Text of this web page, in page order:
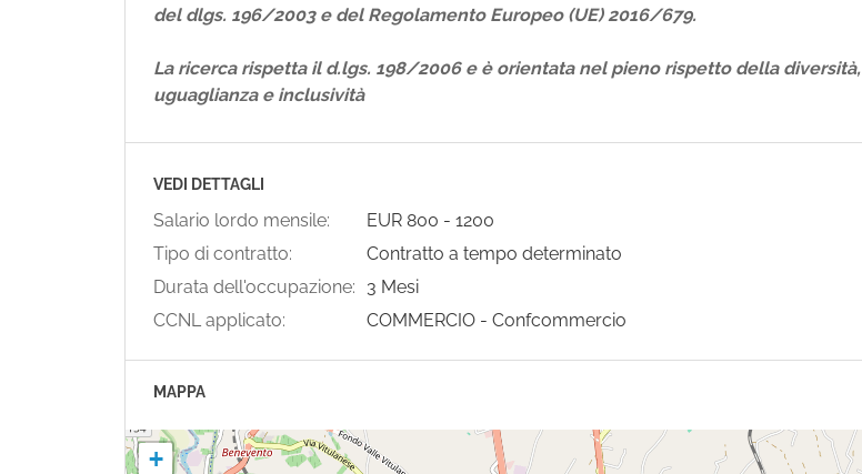
del dlgs. 196/2003 e del Regolamento Europeo (UE) 2016/679.
La ricerca rispetta il d.lgs. 198/2006 e è orientata nel pieno rispetto della diversità,
uguaglianza e inclusività
VEDI DETTAGLI
Salario lordo mensile: EUR 800 - 1200
Tipo di contratto:
Contratto a tempo determinato
Durata dell'occupazione:
3 Mesi
CCNL applicato:
COMMERCIO - Confcommercio
MAPPA
+